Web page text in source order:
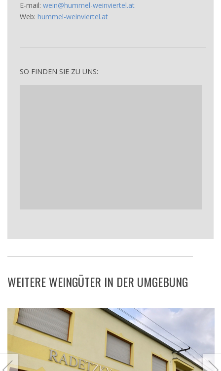
E-mail: wein@hummel-weinviertel.at
Web: hummel-weinviertel.at
SO FINDEN SIE ZU UNS:
WEITERE WEINGÜTER IN DER UMGEBUNG